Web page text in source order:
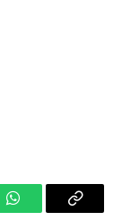
WhatsAppCopy